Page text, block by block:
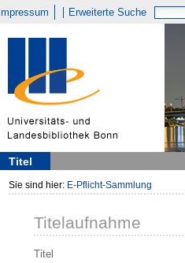
Impressum Erweiterte Suche
Titel
Sie sind hier: E-Pflicht-Sammlung
Titelaufnahme
Titel